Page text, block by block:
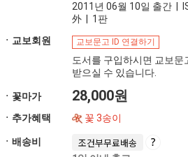
2011년 06월 10일 출간 |
外 | 1판
ㆍ교보회원
교보문고 ID 연결하기
도서를 구입하시면 교보문
받으실 수 있습니다.
ㆍ꽃마가 28,000원
ㆍ추가혜택 꽃 3송이
ㆍ배송비 조건부무료배송